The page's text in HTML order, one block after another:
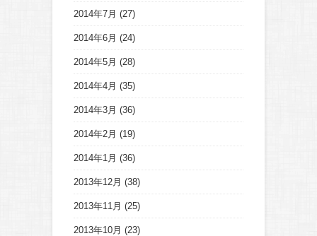
2014年7月 (27)
2014年6月 (24)
2014年5月 (28)
2014年4月 (35)
2014年3月 (36)
2014年2月 (19)
2014年1月 (36)
2013年12月 (38)
2013年11月 (25)
2013年10月 (23)